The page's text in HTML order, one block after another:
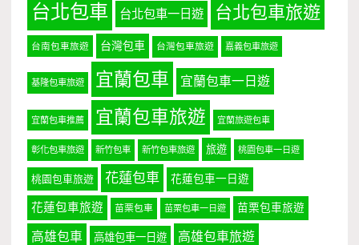
台北包車 台北包車一日遊 台北包車旅遊
台南包車旅遊 台灣包車 台灣包車旅遊 嘉義包車旅遊
基隆包車旅遊 宜蘭包車 宜蘭包車一日遊
宜蘭包車推薦 宜蘭包車旅遊 宜蘭旅遊包車
彰化包車旅遊 新竹包車 新竹包車旅遊 旅遊 桃園包車一日遊
桃園包車旅遊 花蓮包車 花蓮包車一日遊
花蓮包車旅遊 苗栗包車 苗栗包車一日遊 苗栗包車旅遊
高雄包車 高雄包車一日遊 高雄包車旅遊